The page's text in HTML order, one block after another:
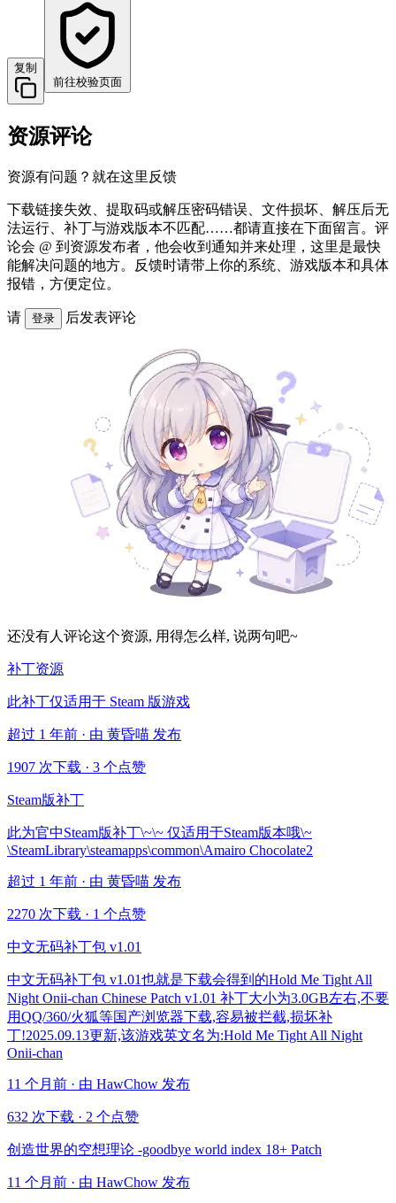
复制
前往校验页面
资源评论
资源有问题？就在这里反馈
下载链接失效、提取码或解压密码错误、文件损坏、解压后无
法运行、补丁与游戏版本不匹配……都请直接在下面留言。评
论会 @ 到资源发布者，他会收到通知并来处理，这里是最快
能解决问题的地方。反馈时请带上你的系统、游戏版本和具体
报错，方便定位。
请 登录 后发表评论
还没有人评论这个资源, 用得怎么样, 说两句吧~
补丁资源
此补丁仅适用于 Steam 版游戏
超过 1 年前 · 由 黄昏喵 发布
1907 次下载 · 3 个点赞
Steam版补丁
此为官中Steam版补丁\~\~ 仅适用于Steam版本哦\~
\SteamLibrary\steamapps\common\Amairo Chocolate2
超过 1 年前 · 由 黄昏喵 发布
2270 次下载 · 1 个点赞
中文无码补丁包 v1.01
中文无码补丁包 v1.01也就是下载会得到的Hold Me Tight All
Night Onii-chan Chinese Patch v1.01 补丁大小为3.0GB左右,不要
用QQ/360/火狐等国产浏览器下载,容易被拦截,损坏补
丁!2025.09.13更新,该游戏英文名为:Hold Me Tight All Night
Onii-chan
11 个月前 · 由 HawChow 发布
632 次下载 · 2 个点赞
创造世界的空想理论 -goodbye world index 18+ Patch
11 个月前 · 由 HawChow 发布